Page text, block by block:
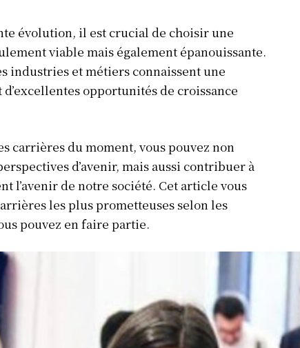
évolution, il est crucial de choisir une
viable mais également épanouissante.
industries et métiers connaissent une
opportunités de croissance
carrières du moment, vous pouvez non
d’avenir, mais aussi contribuer à
l’avenir de notre société. Cet article vous
les plus prometteuses selon les
pouvez en faire partie.